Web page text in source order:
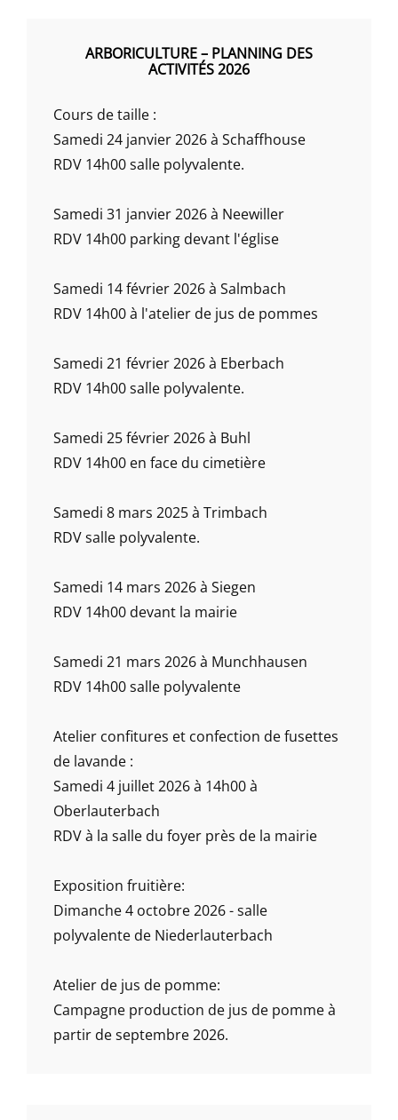
ARBORICULTURE – PLANNING DES
ACTIVITÉS 2026
Cours de taille :
Samedi 24 janvier 2026 à Schaffhouse
RDV 14h00 salle polyvalente.
Samedi 31 janvier 2026 à Neewiller
RDV 14h00 parking devant l'église
Samedi 14 février 2026 à Salmbach
RDV 14h00 à l'atelier de jus de pommes
Samedi 21 février 2026 à Eberbach
RDV 14h00 salle polyvalente.
Samedi 25 février 2026 à Buhl
RDV 14h00 en face du cimetière
Samedi 8 mars 2025 à Trimbach
RDV salle polyvalente.
Samedi 14 mars 2026 à Siegen
RDV 14h00 devant la mairie
Samedi 21 mars 2026 à Munchhausen
RDV 14h00 salle polyvalente
Atelier confitures et confection de fusettes
de lavande :
Samedi 4 juillet 2026 à 14h00 à
Oberlauterbach
RDV à la salle du foyer près de la mairie
Exposition fruitière:
Dimanche 4 octobre 2026 - salle
polyvalente de Niederlauterbach
Atelier de jus de pomme:
Campagne production de jus de pomme à
partir de septembre 2026.